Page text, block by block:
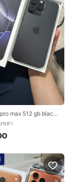
iPhone 16 pro max 512 gb black titanium ครบกล่องแบต
ขลา